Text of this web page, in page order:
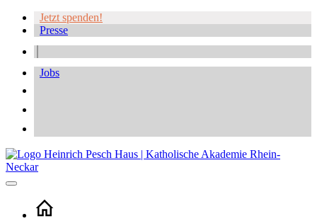
Jetzt spenden!
Presse
Jobs